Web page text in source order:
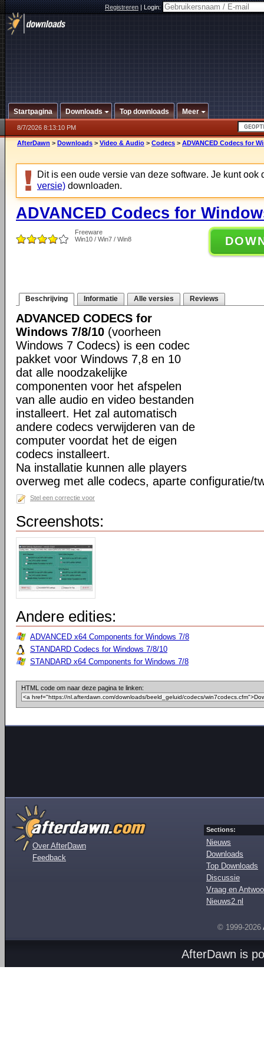
Registreren|Login:
Startpagina Downloads Top downloads Meer
8/7/2026 8:13:10 PM
AfterDawn > Downloads > Video & Audio > Codecs > ADVANCED Codecs for
Dit is een oude versie van deze software. Je kunt ook
versie) downloaden.
ADVANCED Codecs for
Freeware
Win10 / Win7 / Win8
Beschrijving Informatie Alle versies Reviews
ADVANCED CODECS for
Windows 7/8/10 (voorheen
Windows 7 Codecs) is een codec
pakket voor Windows 7,8 en 10
dat alle noodzakelijke
componenten voor het afspelen
van alle audio en video bestanden
installeert. Het zal automatisch
andere codecs verwijderen van de
computer voordat het de eigen
codecs installeert.
Na installatie kunnen alle players
overweg met alle codecs, aparte configuratie/
Stel een correctie voor
Screenshots:
Andere edities:
ADVANCED x64 Components for Windows 7/8
STANDARD Codecs for Windows 7/8/10
STANDARD x64 Components for Windows 7/8
HTML code om naar deze pagina te linken:
Over AfterDawn
Feedback
Sections:
Nieuws
Downloads
Top Downloads
Discussie
Vraag en
Nieuws2.nl
© 1999-2026
AfterDawn is